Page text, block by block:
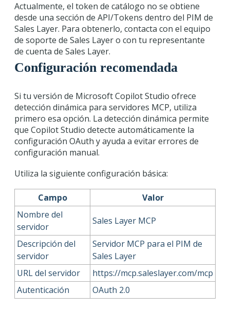
Actualmente, el token de catálogo no se obtiene
desde una sección de API/Tokens dentro del PIM de
Sales Layer. Para obtenerlo, contacta con el equipo
de soporte de Sales Layer o con tu representante
de cuenta de Sales Layer.
Configuración recomendada
Si tu versión de Microsoft Copilot Studio ofrece
detección dinámica para servidores MCP, utiliza
primero esa opción. La detección dinámica permite
que Copilot Studio detecte automáticamente la
configuración OAuth y ayuda a evitar errores de
configuración manual.
Utiliza la siguiente configuración básica:
Campo
Valor
Nombre del
servidor
Sales Layer MCP
Descripción del
servidor
Servidor MCP para el PIM de
Sales Layer
URL del servidor
https://mcp.saleslayer.com/mcp
Autenticación
OAuth 2.0